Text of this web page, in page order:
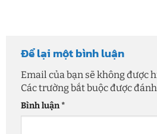
Để lại một bình luận
Email của bạn sẽ không được
Các trường bắt buộc được
Bình luận*